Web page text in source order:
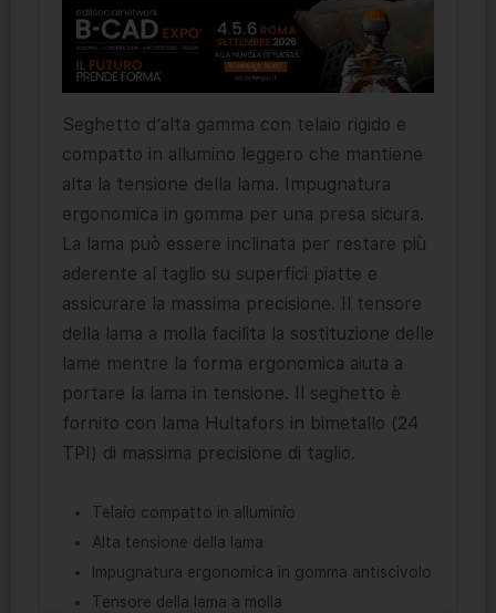
Seghetto d’alta gamma con telaio rigido e
compatto in allumino leggero che mantiene
alta la tensione della lama. Impugnatura
ergonomica in gomma per una presa sicura.
La lama può essere inclinata per restare più
aderente al taglio su superfici piatte e
assicurare la massima precisione. Il tensore
della lama a molla facilita la sostituzione delle
lame mentre la forma ergonomica aiuta a
portare la lama in tensione. Il seghetto è
fornito con lama Hultafors in bimetallo (24
TPI) di massima precisione di taglio.
Telaio compatto in alluminio
Alta tensione della lama
Impugnatura ergonomica in gomma antiscivolo
Tensore della lama a molla